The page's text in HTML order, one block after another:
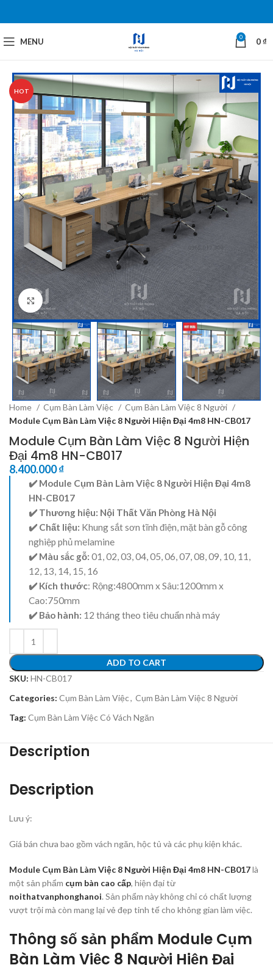
MENU 0 0₫
HOT
Click to enlarge
Home Cụm Bàn Làm Việc
Cụm Bàn Làm Việc 8 Người
Module Cụm Bàn Làm Việc 8 Người Hiện Đại 4m8 HN-CB017
Module Cụm Bàn Làm Việc 8 Người Hiện
Đại 4m8 HN-CB017
8.400.000₫
✔️ Module Cụm Bàn Làm Việc 8 Người Hiện Đại 4m8
HN-CB017
✔️ Thương hiệu: Nội Thất Văn Phòng Hà Nội
✔️ Chất liệu: Khung sắt sơn tĩnh điện, mặt bàn gỗ công
nghiệp phủ melamine
✔️ Màu sắc gỗ: 01, 02, 03, 04, 05, 06, 07, 08, 09, 10, 11,
12, 13, 14, 15, 16
✔️ Kích thước: Rộng:4800mm x Sâu:1200mm x
Cao:750mm
✔️ Bảo hành: 12 tháng theo tiêu chuẩn nhà máy
ADD TO CART
SKU: HN-CB017
Categories: Cụm Bàn Làm Việc, Cụm Bàn Làm Việc 8 Người
Tag: Cụm Bàn Làm Việc Có Vách Ngăn
Description
Description
Lưu ý:
Giá bán chưa bao gồm vách ngăn, hộc tủ và các phụ kiện khác.
Module Cụm Bàn Làm Việc 8 Người Hiện Đại 4m8 HN-CB017là
một sản phẩm cụm bàn cao cấp, hiện đại từ
noithatvanphonghanoi. Sản phẩm này không chỉ có chất lượng
vượt trội mà còn mang lại vẻ đẹp tinh tế cho không gian làm việc.
Thông số sản phẩm Module Cụm
Bàn Làm Việc 8 Người Hiện Đại